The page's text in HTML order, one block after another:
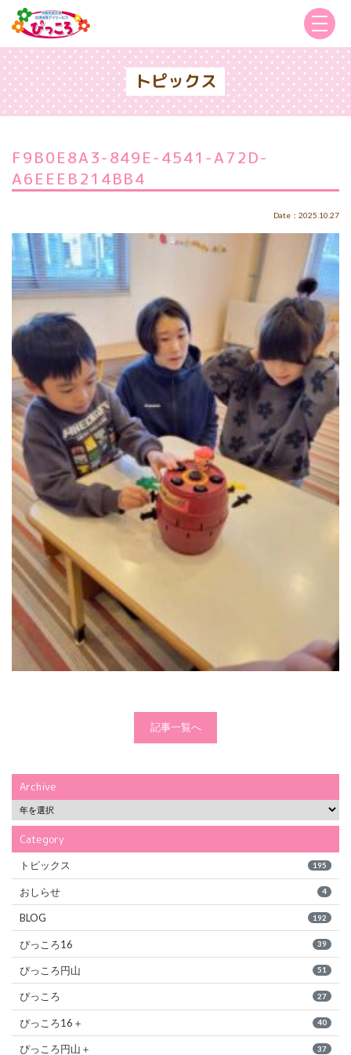
トピックス
F9B0E8A3-849E-4541-A72D-
A6EEEB214BB4
Date：2025.10.27
記事一覧へ
Archive
Category
トピックス 195
おしらせ 4
BLOG 192
ぴっころ16 39
ぴっころ円山 51
ぴっころ 27
ぴっころ16＋ 40
ぴっころ円山＋ 37